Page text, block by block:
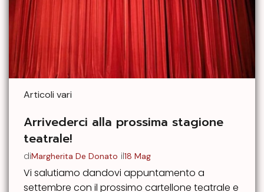
Articoli vari
Arrivederci alla prossima stagione
teatrale!
diMargherita De Donato il18 Mag
Vi salutiamo dandovi appuntamento a
settembre con il prossimo cartellone teatrale e